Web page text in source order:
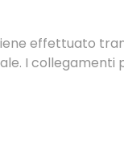
effettuato
I collegamenti